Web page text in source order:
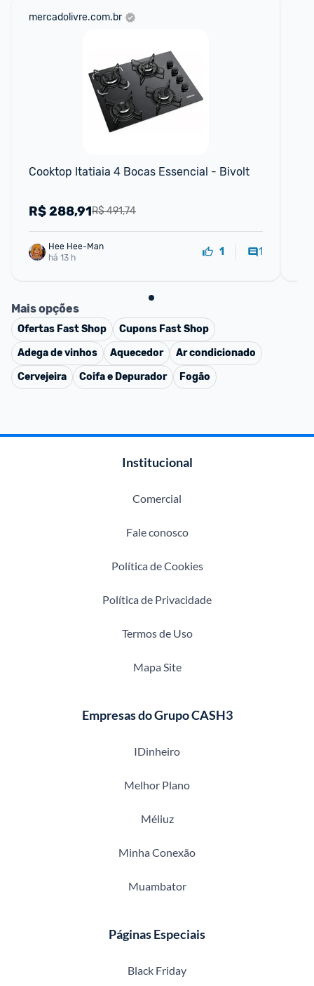
mercadolivre.com.br
Cooktop Itatiaia 4 Bocas Essencial - Bivolt
R$ 491,74
R$288,91
Hee Hee-Man
há 13 h
1 1
Mais opções
Ofertas Fast Shop Cupons Fast Shop
Adega de vinhos
Aquecedor
Ar condicionado
Cervejeira
Coifa e Depurador Fogão
Institucional
Comercial
Fale conosco
Política de Cookies
Política de Privacidade
Termos de Uso
Mapa Site
Empresas do Grupo CASH3
IDinheiro
Melhor Plano
Méliuz
Minha Conexão
Muambator
Páginas Especiais
Black Friday